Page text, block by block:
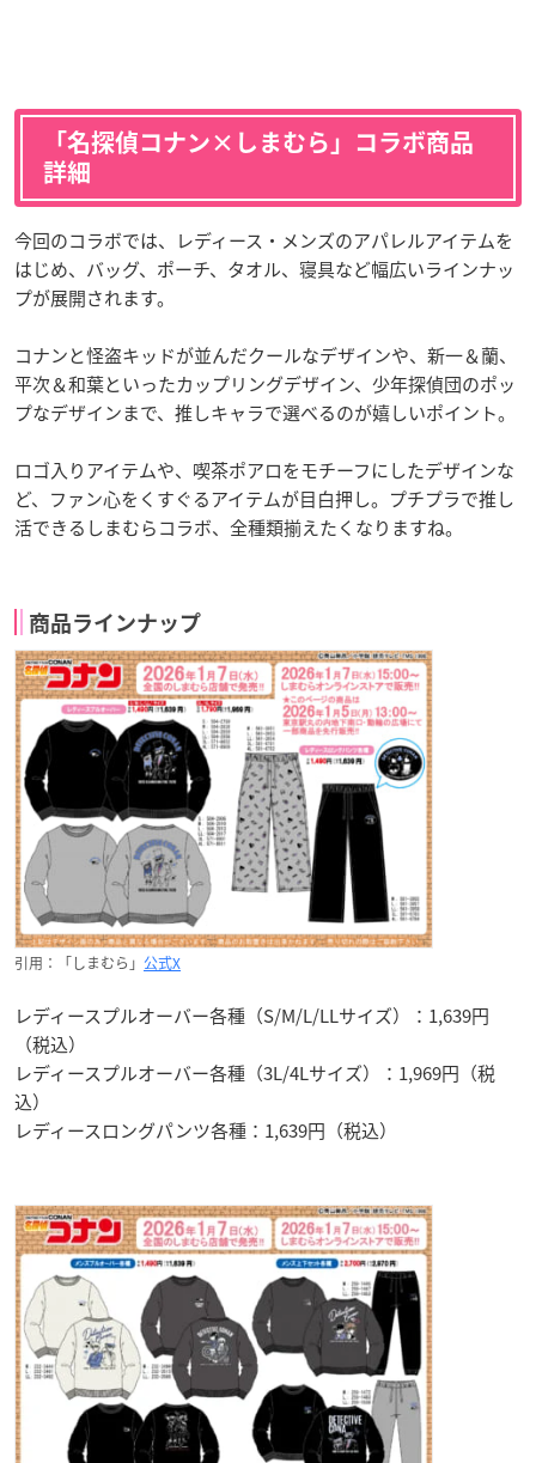
「名探偵コナン×しまむら」コラボ商品
詳細
今回のコラボでは、レディース・メンズのアパレルアイテムを
はじめ、バッグ、ポーチ、タオル、寝具など幅広いラインナッ
プが展開されます。
コナンと怪盗キッドが並んだクールなデザインや、新一＆蘭、
平次＆和葉といったカップリングデザイン、少年探偵団のポッ
プなデザインまで、推しキャラで選べるのが嬉しいポイント。
ロゴ入りアイテムや、喫茶ポアロをモチーフにしたデザインな
ど、ファン心をくすぐるアイテムが目白押し。プチプラで推し
活できるしまむらコラボ、全種類揃えたくなりますね。
商品ラインナップ
引用：「しまむら」 公式X
レディースプルオーバー各種（S/M/L/LLサイズ）：1,639円
（税込）
レディースプルオーバー各種（3L/4Lサイズ）：1,969円（税
込）
レディースロングパンツ各種：1,639円（税込）